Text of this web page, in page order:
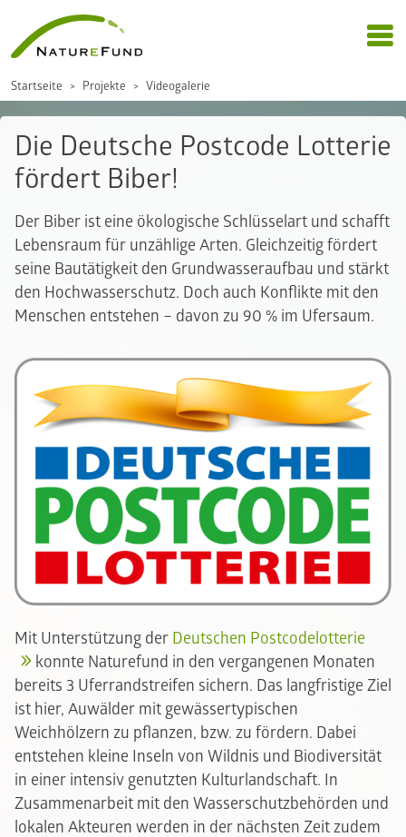
Startseite Projekte Videogalerie
Die Deutsche Postcode Lotterie
fördert Biber!
Der Biber ist eine ökologische Schlüsselart und schafft
Lebensraum für unzählige Arten. Gleichzeitig fördert
seine Bautätigkeit den Grundwasseraufbau und stärkt
den Hochwasserschutz. Doch auch Konflikte mit den
Menschen entstehen – davon zu 90 % im Ufersaum.
Mit Unterstützung der Deutschen Postcodelotterie
konnte Naturefund in den vergangenen Monaten
bereits 3 Uferrandstreifen sichern. Das langfristige Ziel
ist hier, Auwälder mit gewässertypischen
Weichhölzern zu pflanzen, bzw. zu fördern. Dabei
entstehen kleine Inseln von Wildnis und Biodiversität
in einer intensiv genutzten Kulturlandschaft. In
Zusammenarbeit mit den Wasserschutzbehörden und
lokalen Akteuren werden in der nächsten Zeit zudem